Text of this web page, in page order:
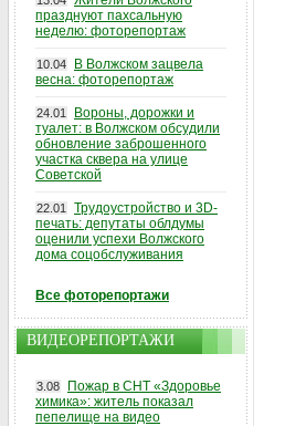
празднуют пахсальную
неделю: фоторепортаж
10.04
В Волжском зацвела
весна: фоторепортаж
24.01
Вороны, дорожки и
туалет: в Волжском обсудили
обновление заброшенного
участка сквера на улице
Советской
22.01
Трудоустройство и 3D-
печать: депутаты облдумы
оценили успехи Волжского
дома соцобслуживания
Все фоторепортажи
ВИДЕОРЕПОРТАЖИ
3.08
Пожар в СНТ «Здоровье
химика»: житель показал
пепелище на видео